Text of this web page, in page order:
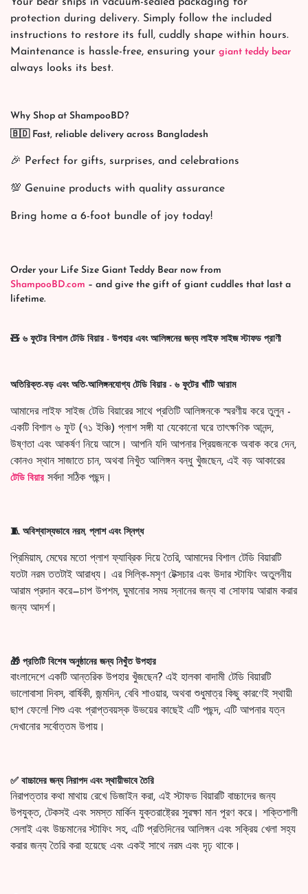
protection during delivery. Simply follow the included
instructions to restore its full, cuddly shape within hours.
Maintenance is hassle-free, ensuring your giant teddy bear
always looks its best.
Why Shop at ShampooBD?
🇧🇩 Fast, reliable delivery across Bangladesh
🎉 Perfect for gifts, surprises, and celebrations
💯 Genuine products with quality assurance
Bring home a 6-foot bundle of joy today!
Order your Life Size Giant Teddy Bear now from
ShampooBD.com – and give the gift of giant cuddles that last a
lifetime.
🧸 ৬ ফুটের বিশাল টেডি বিয়ার - উপহার এবং আলিঙ্গনের জন্য লাইফ সাইজ স্টাফড প্রাণী
অতিরিক্ত-বড় এবং অতি-আলিঙ্গনযোগ্য টেডি বিয়ার - ৬ ফুটের খাঁটি আরাম
আমাদের লাইফ সাইজ টেডি বিয়ারের সাথে প্রতিটি আলিঙ্গনকে স্মরণীয় করে তুলুন -
একটি বিশাল ৬ ফুট (৭১ ইঞ্চি) প্লাশ সঙ্গী যা যেকোনো ঘরে তাৎক্ষণিক আনন্দ,
উষ্ণতা এবং আকর্ষণ নিয়ে আসে। আপনি যদি আপনার প্রিয়জনকে অবাক করে দেন,
কোনও স্থান সাজাতে চান, অথবা নিখুঁত আলিঙ্গন বন্ধু খুঁজছেন, এই বড় আকারের
টেডি বিয়ার সর্বদা সঠিক পছন্দ।
🧵 অবিশ্বাস্যভাবে নরম, প্লাশ এবং স্নিগ্ধ
প্রিমিয়াম, মেঘের মতো প্লাশ ফ্যাব্রিক দিয়ে তৈরি, আমাদের বিশাল টেডি বিয়ারটি
যতটা নরম ততটাই আরাধ্য। এর সিল্কি-মসৃণ টেক্সচার এবং উদার স্টাফিং অতুলনীয়
আরাম প্রদান করে—চাপ উপশম, ঘুমানোর সময় স্নানের জন্য বা সোফায় আরাম করার
জন্য আদর্শ।
🎁 প্রতিটি বিশেষ অনুষ্ঠানের জন্য নিখুঁত উপহার
বাংলাদেশে একটি আন্তরিক উপহার খুঁজছেন? এই হালকা বাদামী টেডি বিয়ারটি
ভালোবাসা দিবস, বার্ষিকী, জন্মদিন, বেবি শাওয়ার, অথবা শুধুমাত্র কিছু কারণেই স্থায়ী
ছাপ ফেলে! শিশু এবং প্রাপ্তবয়স্ক উভয়ের কাছেই এটি পছন্দ, এটি আপনার যত্ন
দেখানোর সর্বোত্তম উপায়।
✅ বাচ্চাদের জন্য নিরাপদ এবং স্থায়ীভাবে তৈরি
নিরাপত্তার কথা মাথায় রেখে ডিজাইন করা, এই স্টাফড বিয়ারটি বাচ্চাদের জন্য
উপযুক্ত, টেকসই এবং সমস্ত মার্কিন যুক্তরাষ্ট্রের সুরক্ষা মান পূরণ করে। শক্তিশালী
সেলাই এবং উচ্চমানের স্টাফিং সহ, এটি প্রতিদিনের আলিঙ্গন এবং সক্রিয় খেলা সহ্য
করার জন্য তৈরি করা হয়েছে এবং একই সাথে নরম এবং দৃঢ় থাকে।